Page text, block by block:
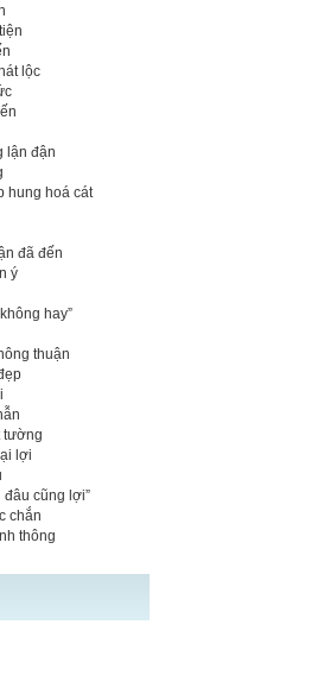
lộc
lận đận
hung hoá cát
đã đến
ý
hay”
thuận
tường
lợi
đâu cũng lợi”
chắn
thông